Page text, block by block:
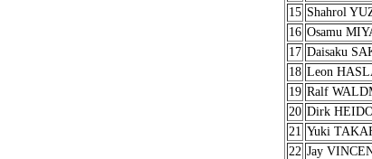
15 Shahrol
16 Osamu
17 Daisaku
18 Leon
19 Ralf
20 Dirk
21 Yuki
22 Jay